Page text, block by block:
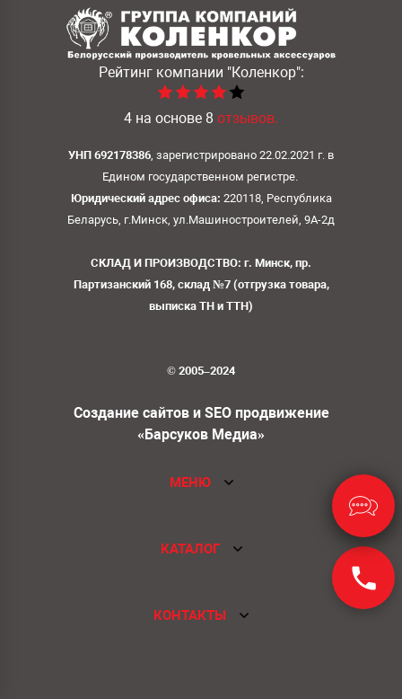
Рейтинг компании "Коленкор":
4 на основе 8 отзывов.
УНП 692178386 , зарегистрировано 22.02.2021 г. в
Едином государственном регистре.
Юридический адрес офиса: 220118, Республика
Беларусь, г.Минск, ул.Машиностроителей, 9А-2д
СКЛАД И ПРОИЗВОДСТВО: г. Минск, пр.
Партизанский 168, склад №7 (отгрузка товара,
выписка ТН и ТТН)
© 2005–2024
Создание сайтов и SEO продвижение
«Барсуков Медиа»
МЕНЮ
КАТАЛОГ
КОНТАКТЫ